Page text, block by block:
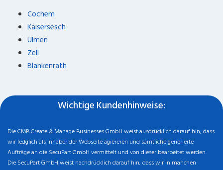
Cochem
Kaisersesch
Ulmen
Zell
Blankenrath
Wichtige Kundenhinweise:
Die CMB Create & Manage Businesses GmbH weist ausdrücklich darauf hin, dass
wir ledglich als Inhaber der Webseite agiereren und sämtliche generierte
Aufträge an die SecuPart GmbH vermittelt und von dieser bearbeitet werden.
Die SecuPart GmbH weist nachdrücklich darauf hin, dass wir in manchen